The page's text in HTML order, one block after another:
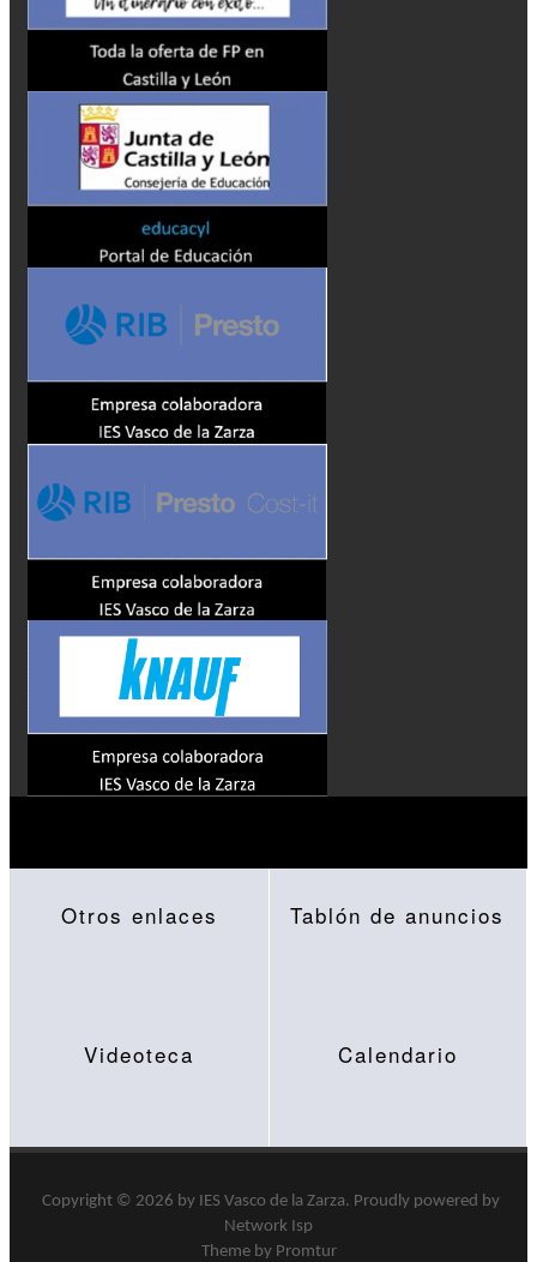
Otros enlaces Tablón de anuncios
Videoteca Calendario
Copyright © 2026 by IES Vasco de la Zarza. Proudly powered by
Network Isp
Theme by Promtur